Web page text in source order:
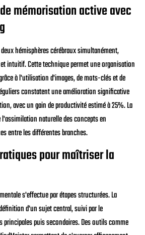
mémorisation active avec
hémisphères cérébraux simultanément,
intuitif. Cette technique permet une organisation
à l'utilisation d'images, de mots-clés et de
constatent une amélioration significative
avec un gain de productivité estimé à 25%. La
naturelle des concepts en
entre les différentes branches.
pour maîtriser la
s'effectue par étapes structurées. La
d'un sujet central, suivi par le
principales puis secondaires. Des outils comme